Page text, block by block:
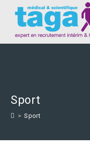
Sport
> Sport